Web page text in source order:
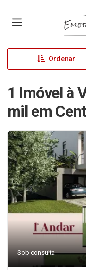
Ordenar
1 Imóvel à
mil em
Sob consulta